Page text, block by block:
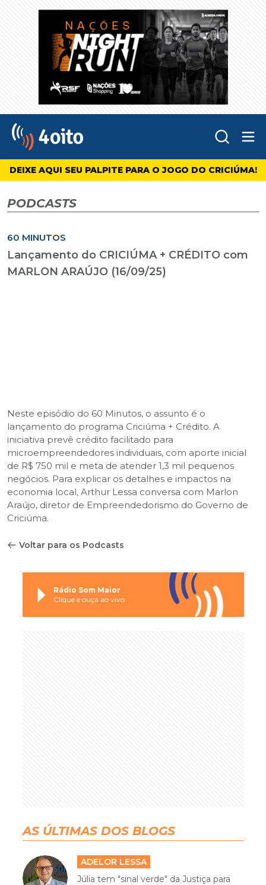
4oito
DEIXE AQUI SEU PALPITE PARA O JOGO DO CRICIÚMA!
PODCASTS
60 MINUTOS
Lançamento do CRICIÚMA + CRÉDITO com
MARLON ARAÚJO (16/09/25)
Neste episódio do 60 Minutos, o assunto é o
lançamento do programa Criciúma + Crédito. A
iniciativa prevê crédito facilitado para
microempreendedores individuais, com aporte inicial
de R$ 750 mil e meta de atender 1,3 mil pequenos
negócios. Para explicar os detalhes e impactos na
economia local, Arthur Lessa conversa com Marlon
Araújo, diretor de Empreendedorismo do Governo de
Criciúma.
Voltar para os Podcasts
Rádio Som Maior
Clique e ouça ao vivo
AS ÚLTIMAS DOS BLOGS
ADELOR LESSA
Júlia tem "sinal verde" da Justiça para